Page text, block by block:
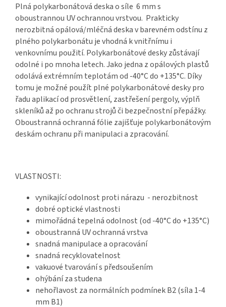
Plná polykarbonátová deska o síle 6 mms
oboustrannou UV ochrannou vrstvou. Prakticky
nerozbitná opálová/mléčná deska v barevném odstínu z
plného polykarbonátu je vhodná k vnitřnímu i
venkovnímu použití. Polykarbonátové deskyzůstávají
odolné i po mnoha letech. Jako jedna z opálových plastů
odolává extrémním teplotám od -40°C do +135°C. Díky
tomu je možné použít plné polykarbonátové deskypro
řadu aplikací od prosvětlení, zastřešení pergoly, výplň
skleníků až po ochranu strojů či bezpečnostní přepážky.
Oboustranná ochranná fólie zajišťuje polykarbonátovým
deskámochranu při manipulaci a zpracování.
VLASTNOSTI:
vynikající odolnost proti nárazu - nerozbitnost
dobré optické vlastnosti
mimořádná tepelná odolnost (od -40°C do +135°C)
oboustranná UV ochranná vrstva
snadná manipulace a opracování
snadná recyklovatelnost
vakuové tvarování s předsoušením
ohýbání za studena
nehořlavost za normálních podmínek B2 (síla 1-4
mm B1)